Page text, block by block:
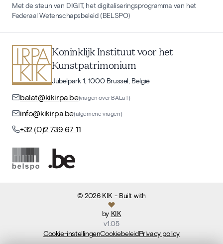
Met de steun van DIGIT, het digitaliseringsprogramma van het
Federaal Wetenschapsbeleid (BELSPO)
Koninklijk Instituut voor het
Kunstpatrimonium
Jubelpark 1, 1000 Brussel, België
balat@kikirpa.be(vragen over BALaT)
info@kikirpa.be(algemene vragen)
+32 (0)2 739 67 11
©2026 KIK - Built with
by KIK
v1.05
Cookie-instellingenCookiebeleidPrivacy policy